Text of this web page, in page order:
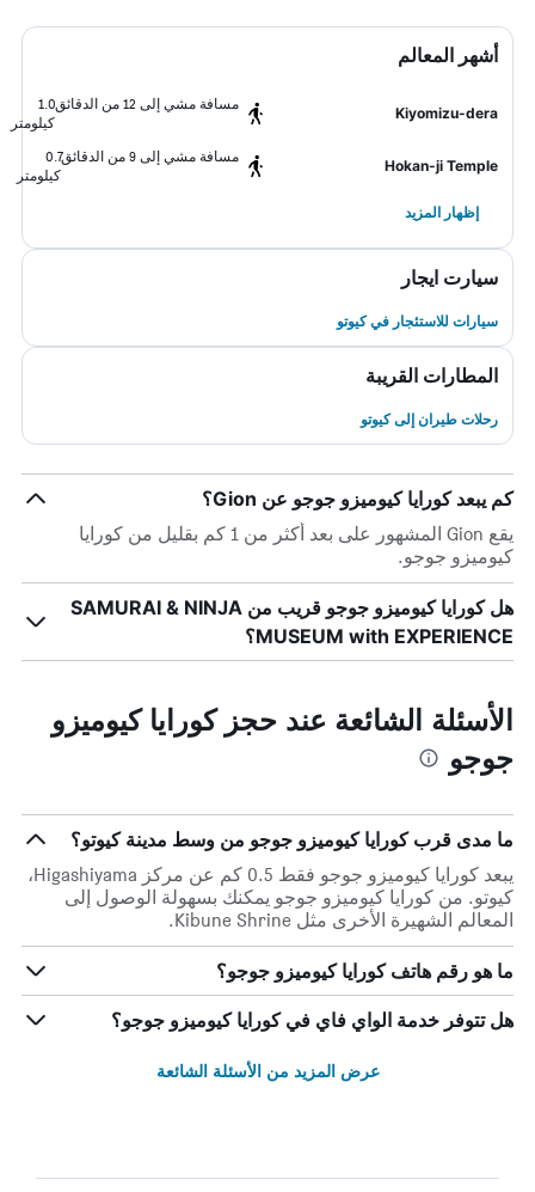
أشهر المعالم
Kiyomizu-dera
مسافة مشي إلى 12 من الدقائق
1.0
كيلومتر
Hokan-ji Temple
مسافة مشي إلى 9 من الدقائق
0.7
كيلومتر
إظهار المزيد
سيارت ايجار
سيارات للاستئجار في كيوتو
المطارات القريبة
رحلات طيران إلى كيوتو
كم يبعد كورايا كيوميزو جوجو عن Gion؟
يقع Gion المشهور على بعد أكثر من 1 كم بقليل من كورايا
كيوميزو جوجو.
هل كورايا كيوميزو جوجو قريب من SAMURAI & NINJA
MUSEUM with EXPERIENCE؟
الأسئلة الشائعة عند حجز كورايا كيوميزو
جوجو
ما مدى قرب كورايا كيوميزو جوجو من وسط مدينة كيوتو؟
يبعد كورايا كيوميزو جوجو فقط 0.5 كم عن مركز Higashiyama،
كيوتو. من كورايا كيوميزو جوجو يمكنك بسهولة الوصول إلى
المعالم الشهيرة الأخرى مثل Kibune Shrine.
ما هو رقم هاتف كورايا كيوميزو جوجو؟
هل تتوفر خدمة الواي فاي في كورايا كيوميزو جوجو؟
عرض المزيد من الأسئلة الشائعة